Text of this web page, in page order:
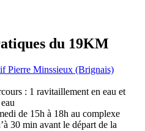
du 19KM
Pierre Minssieux (Brignais)
: 1 ravitaillement en eau et
de 15h à 18h au complexe
30 min avant le départ de la